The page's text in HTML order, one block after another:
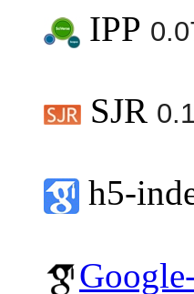
IPP
SJR
h5-